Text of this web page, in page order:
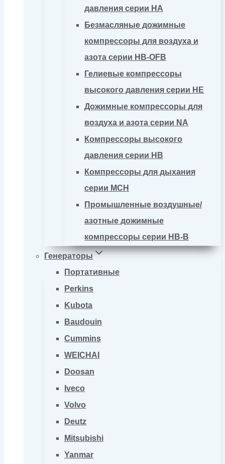
давления серии HA
Безмасляные дожимные
компрессоры для воздуха и
азота серии HB-OFB
Гелиевые компрессоры
высокого давления серии HE
Дожимные компрессоры для
воздуха и азота серии NA
Компрессоры высокого
давления серии HB
Компрессоры для дыхания
серии MCH
Промышленные воздушные/
азотные дожимные
компрессоры серии HB-B
Генераторы
Портативные
Perkins
Kubota
Baudouin
Cummins
WEICHAI
Doosan
Iveco
Volvo
Deutz
Mitsubishi
Yanmar